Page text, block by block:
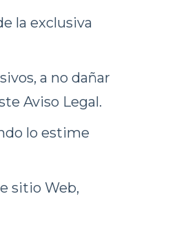
la exclusiva
a no dañar
Aviso Legal.
lo estime
sitio Web,